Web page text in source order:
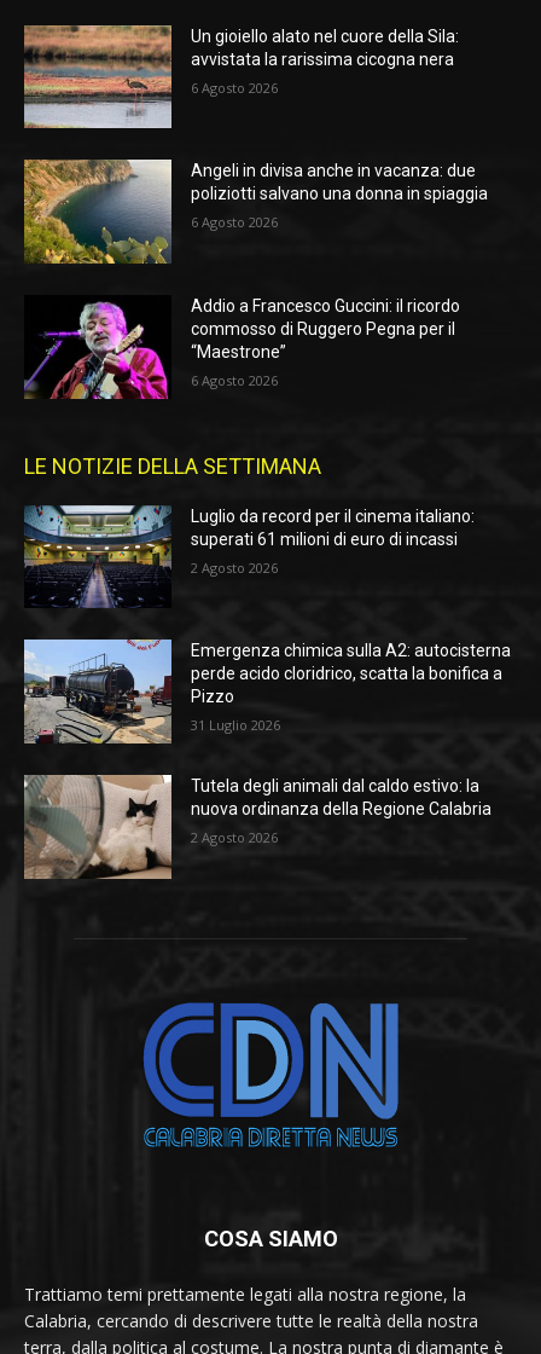
Un gioiello alato nel cuore della Sila:
avvistata la rarissima cicogna nera
6 Agosto 2026
Angeli in divisa anche in vacanza: due
poliziotti salvano una donna in spiaggia
6 Agosto 2026
Addio a Francesco Guccini: il ricordo
commosso di Ruggero Pegna per il
“Maestrone”
6 Agosto 2026
LE NOTIZIE DELLA SETTIMANA
Luglio da record per il cinema italiano:
superati 61 milioni di euro di incassi
2 Agosto 2026
Emergenza chimica sulla A2: autocisterna
perde acido cloridrico, scatta la bonifica a
Pizzo
31 Luglio 2026
Tutela degli animali dal caldo estivo: la
nuova ordinanza della Regione Calabria
2 Agosto 2026
COSA SIAMO
Trattiamo temi prettamente legati alla nostra regione, la
Calabria, cercando di descrivere tutte le realtà della nostra
terra, dalla politica al costume. La nostra punta di diamante è